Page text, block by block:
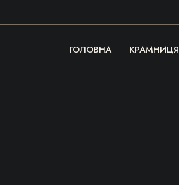
ГОЛОВНА КРАМНИЦЯ